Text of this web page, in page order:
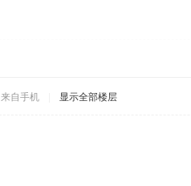
来自手机 显示全部楼层